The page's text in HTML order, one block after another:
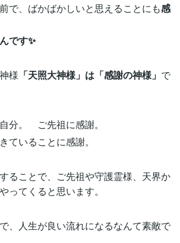
で、ばかばかしいと思えることにも感
です✨
様 「天照大神様」は「感謝の神様」 で
分。 ご先祖に感謝。
いることに感謝。
ることで、ご先祖や守護霊様、天界か
ってくると思います。
、人生が良い流れになるなんて素敵で